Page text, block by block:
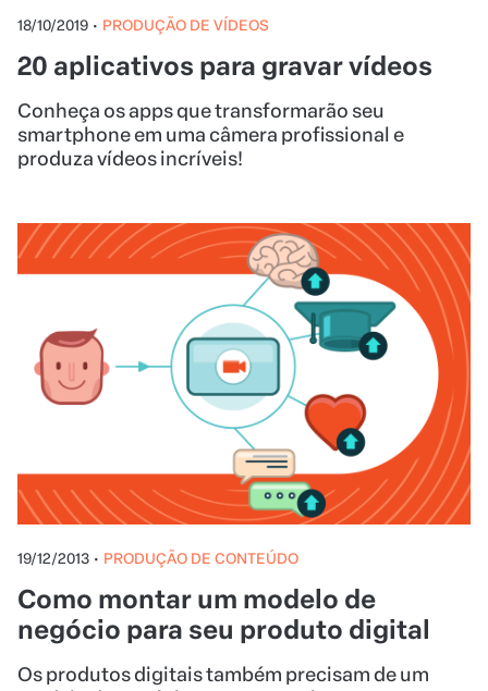
18/10/2019 • PRODUÇÃO DE VÍDEOS
20 aplicativos para gravar vídeos
Conheça os apps que transformarão seu
smartphone em uma câmera profissional e
produza vídeos incríveis!
19/12/2013 • PRODUÇÃO DE CONTEÚDO
Como montar um modelo de
negócio para seu produto digital
Os produtos digitais também precisam de um